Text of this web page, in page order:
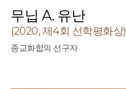
무닙 A. 유난
(2020, 제4회 선학평화상)
종교화합의 선구자